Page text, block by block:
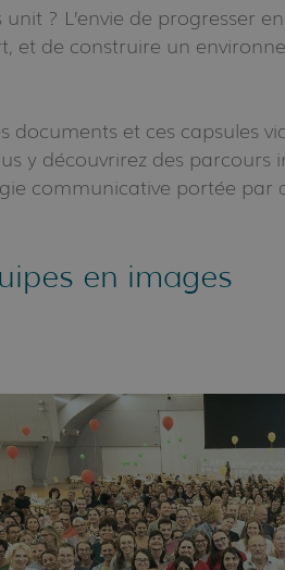
? L’envie de progresser
et de construire un
documents et ces capsules
y découvrirez des
communicative portée par
en images